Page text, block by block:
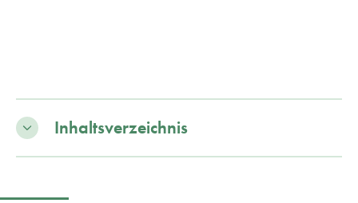
Inhaltsverzeichnis